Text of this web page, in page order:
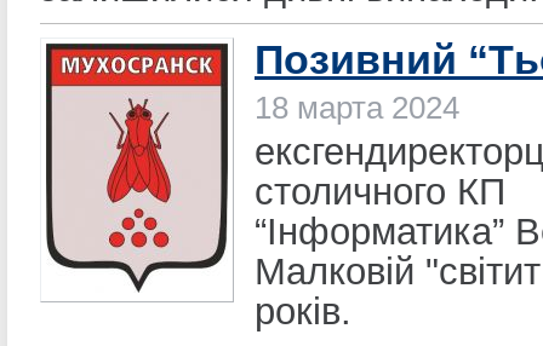
Позивний
18 марта 2024
столичного КП
“Інформатика”
Малковій
років.